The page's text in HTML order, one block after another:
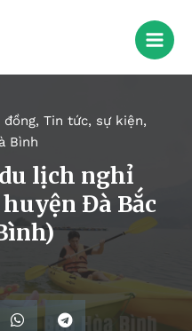
đồng, Tin tức, sự kiện,
Bình
lịch nghỉ
Đà Bắc